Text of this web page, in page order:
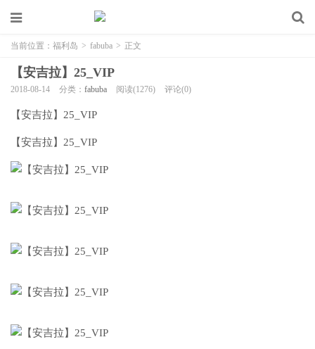
当前位置： 福利岛 > fabuba > 正文
【安吉拉】25_VIP
2018-08-14 分类： fabuba 阅读(1276) 评论(0)
【安吉拉】25_VIP
【安吉拉】25_VIP